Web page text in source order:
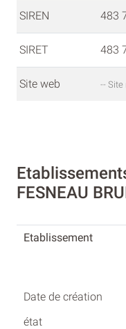
SIREN 483
SIRET 483
Site web -- Site
FESNEAU